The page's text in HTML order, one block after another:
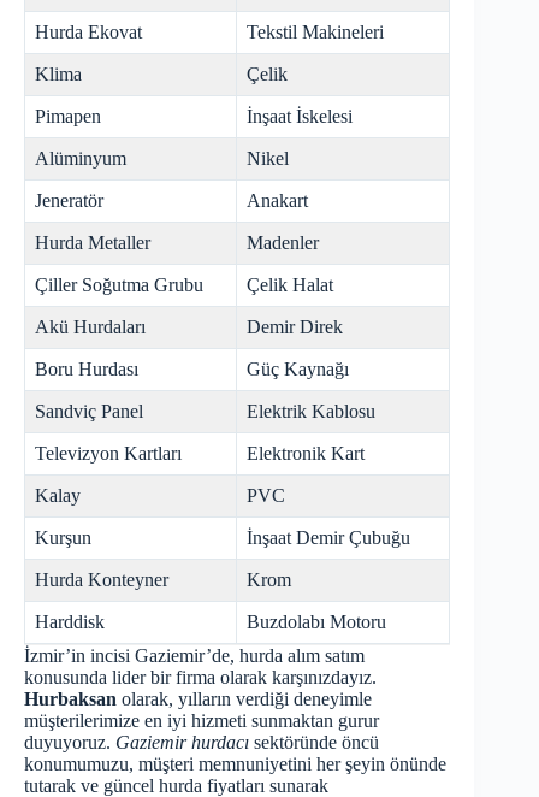
Hurda Ekovat Tekstil Makineleri
Klima Çelik
Pimapen İnşaat İskelesi
Alüminyum Nikel
Jeneratör Anakart
Hurda Metaller Madenler
Çiller Soğutma Grubu Çelik Halat
Akü Hurdaları Demir Direk
Boru Hurdası Güç Kaynağı
Sandviç Panel Elektrik Kablosu
Televizyon Kartları Elektronik Kart
Kalay PVC
Kurşun İnşaat Demir Çubuğu
Hurda Konteyner Krom
Harddisk
Buzdolabı Motoru
İzmir’in incisi Gaziemir’de, hurda alım satım
konusunda lider bir firma olarak karşınızdayız.
Hurbaksan olarak, yılların verdiği deneyimle
müşterilerimize en iyi hizmeti sunmaktan gurur
duyuyoruz. Gaziemir hurdacı sektöründe öncü
konumumuzu, müşteri memnuniyetini her şeyin önünde
tutarak ve güncel hurda fiyatları sunarak